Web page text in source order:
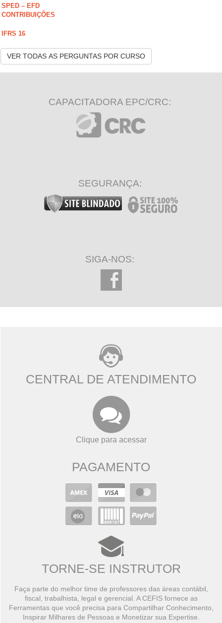
SPED – EFD
CONTRIBUIÇÕES
IFRS 16
VER TODAS AS PERGUNTAS POR CURSO
CAPACITADORA EPC/CRC:
SEGURANÇA:
SIGA-NOS:
CENTRAL DE ATENDIMENTO
Clique para acessar
PAGAMENTO
TORNE-SE INSTRUTOR
Faça parte do melhor time de professores das áreas contábil,
fiscal, trabalhista, legal e gerencial. A CEFIS fornece as
Ferramentas que você precisa para Compartilhar Conhecimento,
Inspirar Milhares de Pessoas e Monetizar sua Expertise.